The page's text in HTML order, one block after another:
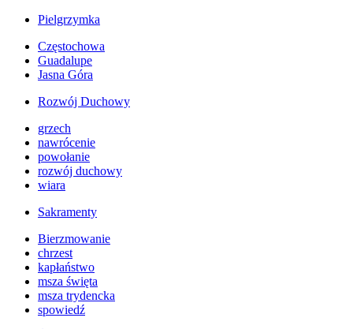
Pielgrzymka
Częstochowa
Guadalupe
Jasna Góra
Rozwój Duchowy
grzech
nawrócenie
powołanie
rozwój duchowy
wiara
Sakramenty
Bierzmowanie
chrzest
kapłaństwo
msza święta
msza trydencka
spowiedź